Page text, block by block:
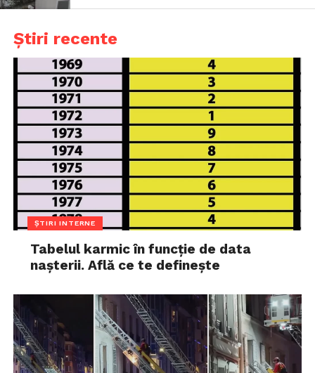
Știri recente
ȘTIRI INTERNE
Tabelul karmic în funcție de data
nașterii. Află ce te definește